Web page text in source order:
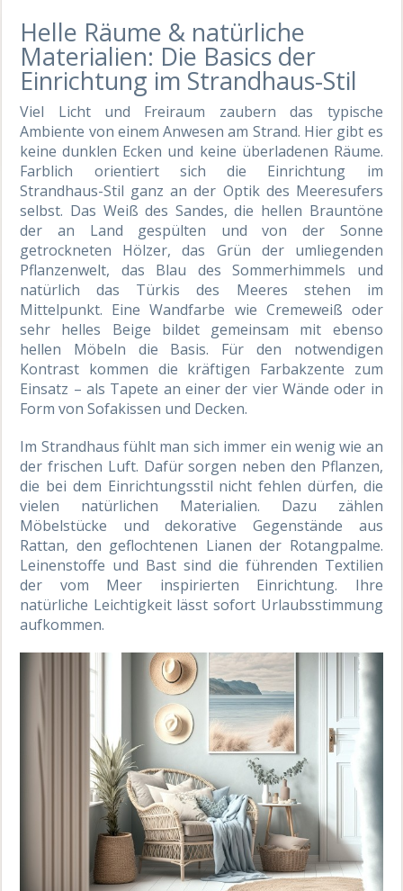
Helle Räume & natürliche
Materialien: Die Basics der
Einrichtung im Strandhaus-Stil
Viel Licht und Freiraum zaubern das typische
Ambiente von einem Anwesen am Strand. Hier gibt es
keine dunklen Ecken und keine überladenen Räume.
Farblich orientiert sich die Einrichtung im
Strandhaus-Stil ganz an der Optik des Meeresufers
selbst. Das Weiß des Sandes, die hellen Brauntöne
der an Land gespülten und von der Sonne
getrockneten Hölzer, das Grün der umliegenden
Pflanzenwelt, das Blau des Sommerhimmels und
natürlich das Türkis des Meeres stehen im
Mittelpunkt. Eine Wandfarbe wie Cremeweiß oder
sehr helles Beige bildet gemeinsam mit ebenso
hellen Möbeln die Basis. Für den notwendigen
Kontrast kommen die kräftigen Farbakzente zum
Einsatz – als Tapete an einer der vier Wände oder in
Form von Sofakissen und Decken.
Im Strandhaus fühlt man sich immer ein wenig wie an
der frischen Luft. Dafür sorgen neben den Pflanzen,
die bei dem Einrichtungsstil nicht fehlen dürfen, die
vielen natürlichen Materialien. Dazu zählen
Möbelstücke und dekorative Gegenstände aus
Rattan, den geflochtenen Lianen der Rotangpalme.
Leinenstoffe und Bast sind die führenden Textilien
der vom Meer inspirierten Einrichtung. Ihre
natürliche Leichtigkeit lässt sofort Urlaubsstimmung
aufkommen.